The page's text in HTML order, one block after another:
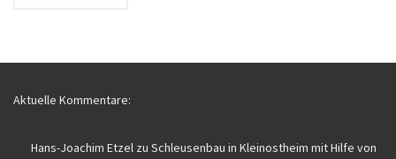
Aktuelle Kommentare:
Hans-Joachim Etzel zu Schleusenbau in Kleinostheim mit Hilfe von